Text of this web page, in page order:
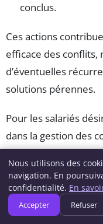
conclus.
Ces actions
efficace des conflits,
d’éventuelles
solutions pérennes.
Pour les salariés
dans la gestion des
ressources dédiées
salariés via le CE
pourrejoindre le
Nous utilisons des
navigation. En
confidentialité. En
Accepter Refuser